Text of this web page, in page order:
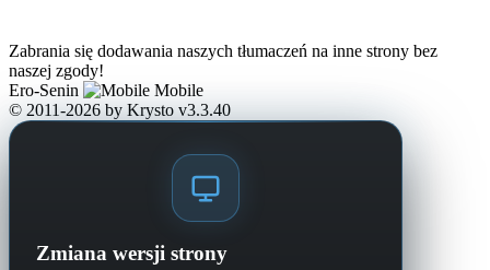
Zabrania się dodawania naszych tłumaczeń na inne strony bez
naszej zgody!
Ero-Senin
Mobile
© 2011-2026 by Krysto v3.3.40
Zmiana wersji strony